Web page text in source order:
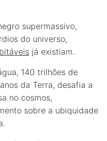
supermassivo,
do universo,
já existiam.
140 trilhões de
da Terra, desafia a
no cosmos,
sobre a ubiquidade